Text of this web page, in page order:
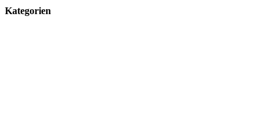
Kategorien